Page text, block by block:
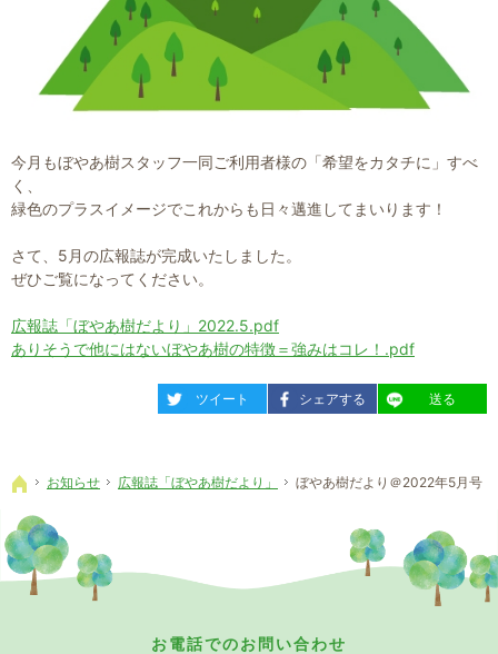
今月もぼやあ樹スタッフ一同ご利用者様の「希望をカタチに」すべ
く、
緑色のプラスイメージでこれからも日々邁進してまいります！
さて、5月の広報誌が完成いたしました。
ぜひご覧になってください。
広報誌「ぼやあ樹だより」2022.5.pdf
ありそうで他にはないぼやあ樹の特徴＝強みはコレ！.pdf
entry952ツイート entry952
シェアする entry952
送る
ホーム
お知らせ 広報誌「ぼやあ樹だより」 ぼやあ樹だより＠2022年5月号
お電話でのお問い合わせ